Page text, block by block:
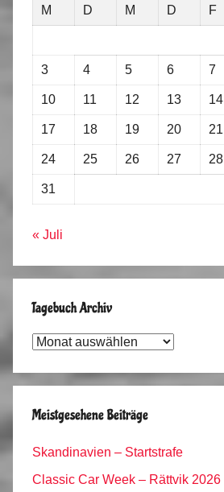
M
D M D F
3 4 5 6 7
10 11 12 13 14
17 18 19 20 21
24 25 26 27 28
31
« Juli
Tagebuch Archiv
Tagebuch
Meistgesehene Beiträge
Skandinavien – Startstrafe
Classic Car Week – Rättvik 2026